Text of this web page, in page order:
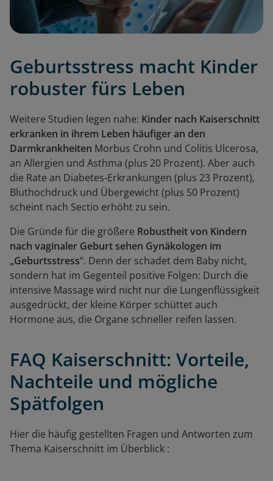
Geburtsstress macht Kinder
robuster fürs Leben
Weitere Studien legen nahe: Kinder nach Kaiserschnitt
erkranken in ihrem Leben häufiger an den
Darmkrankheiten Morbus Crohn und Colitis Ulcerosa,
an Allergien und Asthma (plus 20 Prozent). Aber auch
die Rate an Diabetes-Erkrankungen (plus 23 Prozent),
Bluthochdruck und Übergewicht (plus 50 Prozent)
scheint nach Sectio erhöht zu sein.
Die Gründe für die größere Robustheit von Kindern
nach vaginaler Geburt sehen Gynäkologen im
„Geburtsstress“. Denn der schadet dem Baby nicht,
sondern hat im Gegenteil positive Folgen: Durch die
intensive Massage wird nicht nur die Lungenflüssigkeit
ausgedrückt, der kleine Körper schüttet auch
Hormone aus, die Organe schneller reifen lassen.
FAQ Kaiserschnitt: Vorteile,
Nachteile und mögliche
Spätfolgen
Hier die häufig gestellten Fragen und Antworten zum
Thema Kaiserschnitt im Überblick :